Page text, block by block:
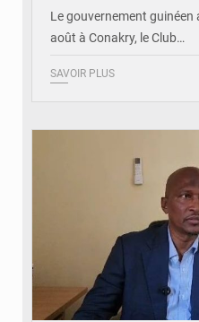
Le gouvernement guinéen
août à Conakry, le Club…
SAVOIR PLUS